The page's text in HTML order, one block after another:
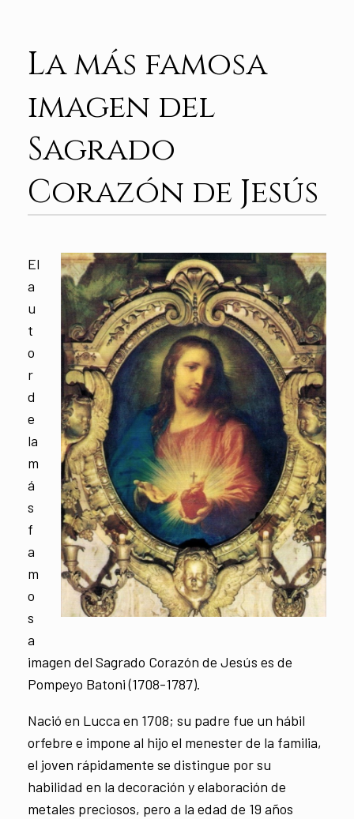
La más famosa
imagen del
Sagrado
Corazón de Jesús
El
a
u
t
o
r
d
e
la
m
á
s
f
a
m
o
s
a
imagen del Sagrado Corazón de Jesús es de
Pompeyo Batoni (1708-1787).
Nació en Lucca en 1708; su padre fue un hábil
orfebre e impone al hijo el menester de la familia,
el joven rápidamente se distingue por su
habilidad en la decoración y elaboración de
metales preciosos, pero a la edad de 19 años